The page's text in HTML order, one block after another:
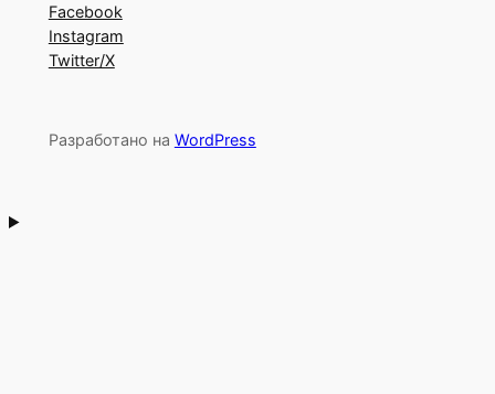
Facebook
Instagram
Twitter/X
Разработано на WordPress